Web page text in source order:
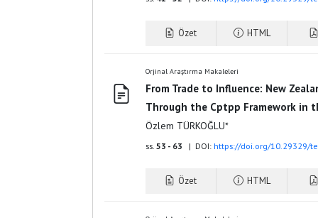
Özet HTML
Orjinal Araştırma Makaleleri
From Trade to Influence: New
Through the Cptpp Framework in
Özlem TÜRKOĞLU*
ss. 53 - 63 | DOI: https://doi.org/10.29329/
Özet HTML